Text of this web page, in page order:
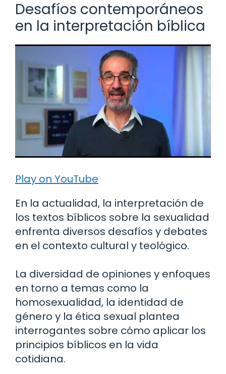
Desafíos contemporáneos
en la interpretación bíblica
Play on YouTube
En la actualidad, la interpretación de
los textos bíblicos sobre la sexualidad
enfrenta diversos desafíos y debates
en el contexto cultural y teológico.
La diversidad de opiniones y enfoques
en torno a temas como la
homosexualidad, la identidad de
género y la ética sexual plantea
interrogantes sobre cómo aplicar los
principios bíblicos en la vida
cotidiana.